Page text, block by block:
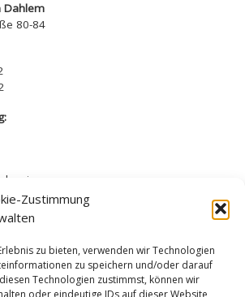
Zustimmung
zu bieten, verwenden wir Technologien
zu speichern und/oder darauf
Technologien zustimmst, können wir
oder eindeutige IDs auf dieser Website
Dahlem
80-84